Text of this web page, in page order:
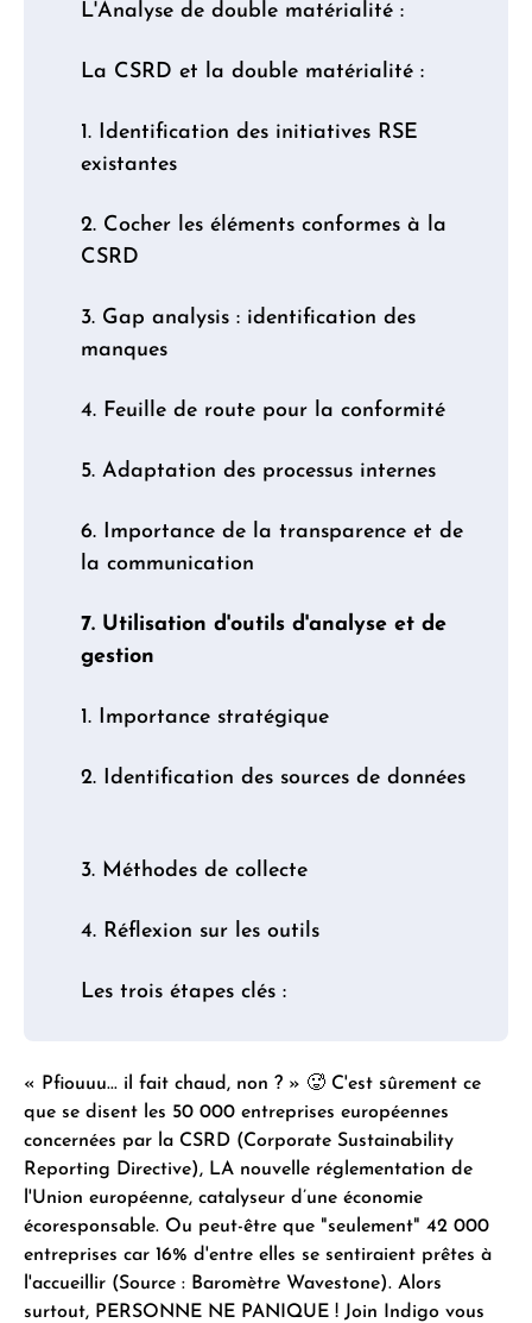
L'Analyse de double matérialité :
La CSRD et la double matérialité :
1. Identification des initiatives RSE
existantes
2. Cocher les éléments conformes à la
CSRD
3. Gap analysis : identification des
manques
4. Feuille de route pour la conformité
5. Adaptation des processus internes
6. Importance de la transparence et de
la communication
7. Utilisation d'outils d'analyse et de
gestion
1. Importance stratégique
2. Identification des sources de données
3. Méthodes de collecte
4. Réflexion sur les outils
Les trois étapes clés :
« Pfiouuu... il fait chaud, non ? » 🥵 C'est sûrement ce
que se disent les 50 000 entreprises européennes
concernées par la CSRD (Corporate Sustainability
Reporting Directive), LA nouvelle réglementation de
l'Union européenne, catalyseur d’une économie
écoresponsable. Ou peut-être que "seulement" 42 000
entreprises car 16% d'entre elles se sentiraient prêtes à
l'accueillir (Source : Baromètre Wavestone). Alors
surtout, PERSONNE NE PANIQUE ! Join Indigo vous